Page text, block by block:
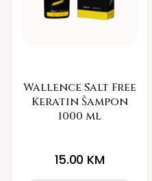
Wallence Salt Free
Keratin Šampon
1000 ml
15.00 KM